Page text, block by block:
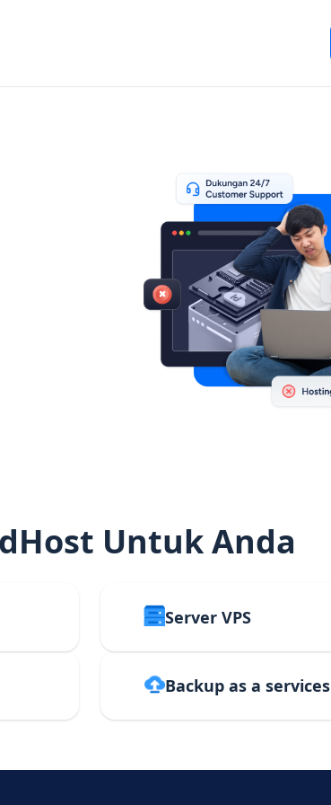
Untuk Anda
Server VPS
Backup as a services